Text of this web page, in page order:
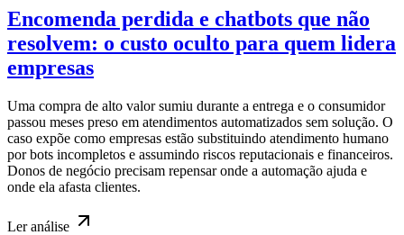
Encomenda perdida e chatbots que não
resolvem: o custo oculto para quem lidera
empresas
Uma compra de alto valor sumiu durante a entrega e o consumidor
passou meses preso em atendimentos automatizados sem solução. O
caso expõe como empresas estão substituindo atendimento humano
por bots incompletos e assumindo riscos reputacionais e financeiros.
Donos de negócio precisam repensar onde a automação ajuda e
onde ela afasta clientes.
Leranálise